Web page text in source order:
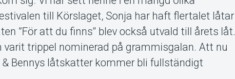
till Körslaget, Sonja har haft flertalet låtar
”För att du finns” blev också utvald till årets låt.
varit trippel nominerad på grammisgalan. Att nu
Bennys låtskatter kommer bli fullständigt